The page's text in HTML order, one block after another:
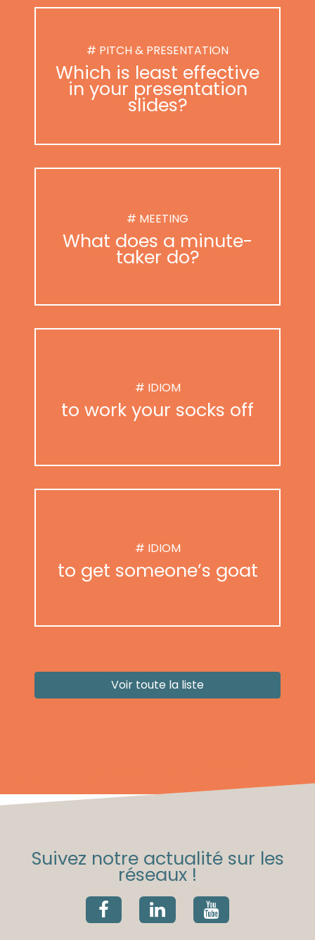
# PITCH & PRESENTATION
Which is least effective
in your presentation
slides?
# MEETING
What does a minute-
taker do?
# IDIOM
to work your socks off
# IDIOM
to get someone’s goat
Voir toute la liste
Suivez notre actualité sur les
réseaux !